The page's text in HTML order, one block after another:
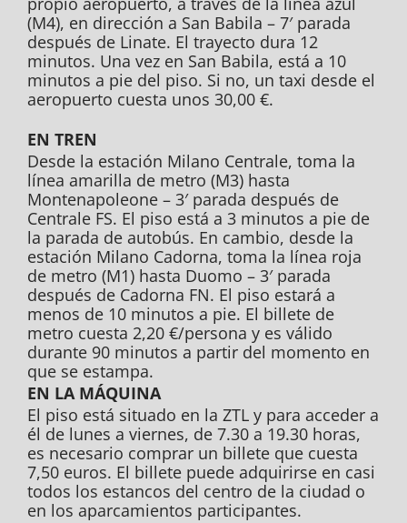
(M4), en dirección a San Babila – 7′ parada
después de Linate. El trayecto dura 12
minutos. Una vez en San Babila, está a 10
minutos a pie del piso. Si no, un taxi desde el
aeropuerto cuesta unos 30,00 €.
EN TREN
Desde la estación Milano Centrale, toma la
línea amarilla de metro (M3) hasta
Montenapoleone – 3′ parada después de
Centrale FS. El piso está a 3 minutos a pie de
la parada de autobús. En cambio, desde la
estación Milano Cadorna, toma la línea roja
de metro (M1) hasta Duomo – 3′ parada
después de Cadorna FN. El piso estará a
menos de 10 minutos a pie. El billete de
metro cuesta 2,20 €/persona y es válido
durante 90 minutos a partir del momento en
que se estampa.
EN LA MÁQUINA
El piso está situado en la ZTL y para acceder a
él de lunes a viernes, de 7.30 a 19.30 horas,
es necesario comprar un billete que cuesta
7,50 euros. El billete puede adquirirse en casi
todos los estancos del centro de la ciudad o
en los aparcamientos participantes.